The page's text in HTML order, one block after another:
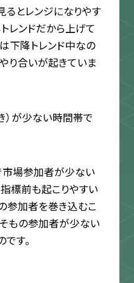
るとレンジになりやす
レンドだから上げて
下降トレンド中なの
り合いが起きていま
）が少ない時間帯で
場参加者が少ない
標前も起こりやすい
参加者を巻き込むこ
そもの参加者が少ない
す。